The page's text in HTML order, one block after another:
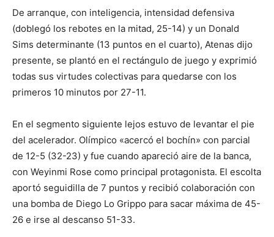
De arranque, con inteligencia, intensidad defensiva
(doblegó los rebotes en la mitad, 25-14) y un Donald
Sims determinante (13 puntos en el cuarto), Atenas dijo
presente, se plantó en el rectángulo de juego y exprimió
todas sus virtudes colectivas para quedarse con los
primeros 10 minutos por 27-11.
En el segmento siguiente lejos estuvo de levantar el pie
del acelerador. Olímpico «acercó el bochín» con parcial
de 12-5 (32-23) y fue cuando apareció aire de la banca,
con Weyinmi Rose como principal protagonista. El escolta
aportó seguidilla de 7 puntos y recibió colaboración con
una bomba de Diego Lo Grippo para sacar máxima de 45-
26 e irse al descanso 51-33.